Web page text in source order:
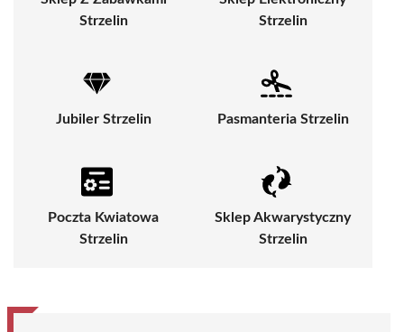
Strzelin
Strzelin
Jubiler Strzelin Pasmanteria Strzelin
Poczta Kwiatowa
Strzelin
Sklep Akwarystyczny
Strzelin